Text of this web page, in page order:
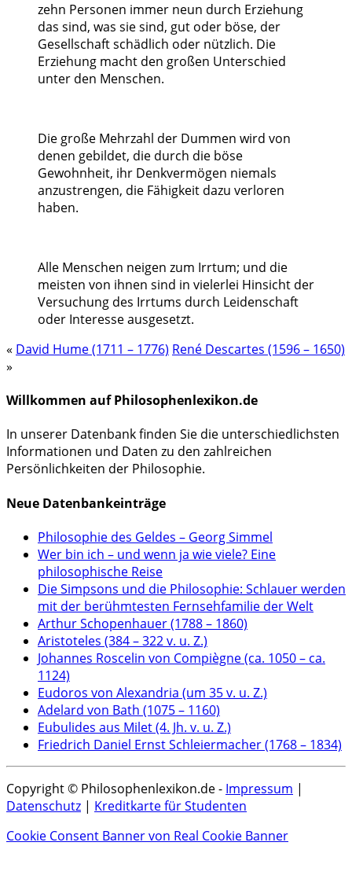
zehn Personen immer neun durch Erziehung
das sind, was sie sind, gut oder böse, der
Gesellschaft schädlich oder nützlich. Die
Erziehung macht den großen Unterschied
unter den Menschen.
Die große Mehrzahl der Dummen wird von
denen gebildet, die durch die böse
Gewohnheit, ihr Denkvermögen niemals
anzustrengen, die Fähigkeit dazu verloren
haben.
Alle Menschen neigen zum Irrtum; und die
meisten von ihnen sind in vielerlei Hinsicht der
Versuchung des Irrtums durch Leidenschaft
oder Interesse ausgesetzt.
« David Hume (1711 – 1776) René Descartes (1596 – 1650)
»
Willkommen auf Philosophenlexikon.de
In unserer Datenbank finden Sie die unterschiedlichsten
Informationen und Daten zu den zahlreichen
Persönlichkeiten der Philosophie.
Neue Datenbankeinträge
Philosophie des Geldes – Georg Simmel
Wer bin ich – und wenn ja wie viele? Eine
philosophische Reise
Die Simpsons und die Philosophie: Schlauer werden
mit der berühmtesten Fernsehfamilie der Welt
Arthur Schopenhauer (1788 – 1860)
Aristoteles (384 – 322 v. u. Z.)
Johannes Roscelin von Compiègne (ca. 1050 – ca.
1124)
Eudoros von Alexandria (um 35 v. u. Z.)
Adelard von Bath (1075 – 1160)
Eubulides aus Milet (4. Jh. v. u. Z.)
Friedrich Daniel Ernst Schleiermacher (1768 – 1834)
Copyright © Philosophenlexikon.de - Impressum |
Datenschutz | Kreditkarte für Studenten
Cookie Consent Banner von Real Cookie Banner